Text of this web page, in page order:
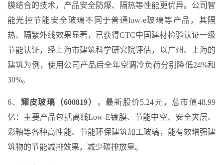
膜结合的技术，产品安全防爆、隔热等性能更优异。公司智
能光控节能安全玻璃不同于普通low-e玻璃等产品，其隔
热、隔紫外线效果显著，已获得CTC中国建材检验认证一级
节能认证，经上海市建筑科学研究院评估，以广州、上海的
建筑为例，使用公司产品后全年空调冷负荷分别降低24%和
30%。
6、 耀皮玻璃（600819）
，最新股价5.24元，总市值48.99
亿：主要产品包括离线Low-E镀膜、节能中空、安全夹层、
彩釉等各种高性能、节能环保建筑加工玻璃，能有效增强建
筑物的节能减排效果，减少碳排放量。